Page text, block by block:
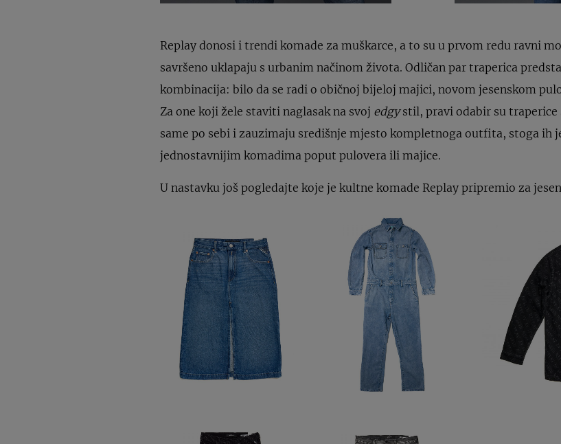
Replay donosi i trendi komade za muškarce, a to su u prvom redu ravni
savršeno uklapaju s urbanim načinom života. Odličan par traperica
kombinacija: bilo da se radi o običnoj bijeloj majici, novom jesenskom
Za one koji žele staviti naglasak na svoj edgystil, pravi odabir su traperice
same po sebi i zauzimaju središnje mjesto kompletnoga outfita, stoga ih
jednostavnijim komadima poput pulovera ili majice.
U nastavku još pogledajte koje je kultne komade Replay pripremio za